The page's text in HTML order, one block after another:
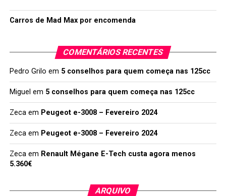
Carros de Mad Max por encomenda
COMENTÁRIOS RECENTES
Pedro Grilo em 5 conselhos para quem começa nas 125cc
Miguel em 5 conselhos para quem começa nas 125cc
Zecaem Peugeot e-3008 – Fevereiro 2024
Zecaem Peugeot e-3008 – Fevereiro 2024
Zecaem Renault Mégane E-Tech custa agora menos
5.360€
ARQUIVO